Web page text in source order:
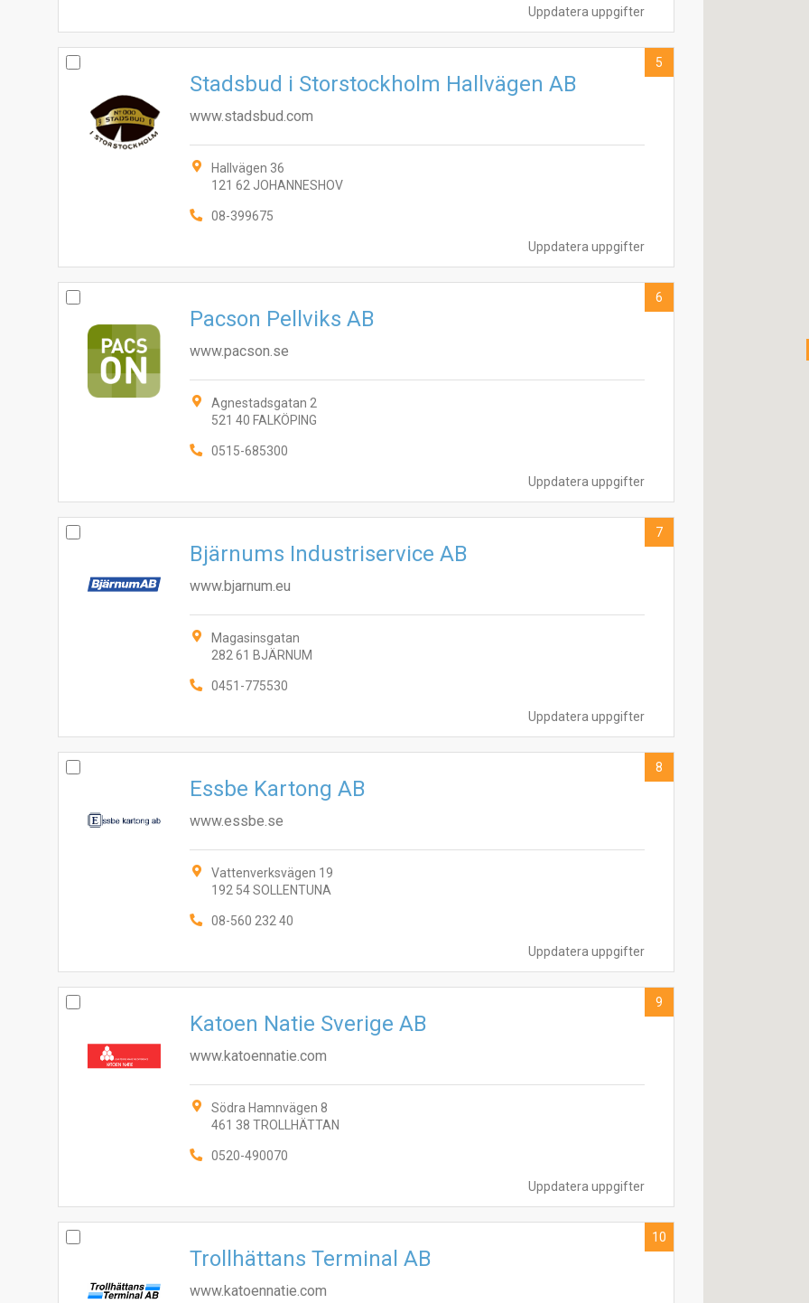
Uppdatera uppgifter
Uppdatera uppgifter
Stadsbud i Storstockholm Hallvägen AB
www.stadsbud.com
Hallvägen 36
121 62 JOHANNESHOV
08-399675
5
Uppdatera uppgifter
Pacson Pellviks AB
www.pacson.se
Agnestadsgatan 2
521 40 FALKÖPING
0515-685300
6
Uppdatera uppgifter
Bjärnums Industriservice AB
www.bjarnum.eu
Magasinsgatan
282 61 BJÄRNUM
0451-775530
7
Uppdatera uppgifter
Essbe Kartong AB
www.essbe.se
Vattenverksvägen 19
192 54 SOLLENTUNA
08-560 232 40
8
Uppdatera uppgifter
Katoen Natie Sverige AB
www.katoennatie.com
Södra Hamnvägen 8
461 38 TROLLHÄTTAN
0520-490070
9
Trollhättans Terminal AB
www.katoennatie.com
10